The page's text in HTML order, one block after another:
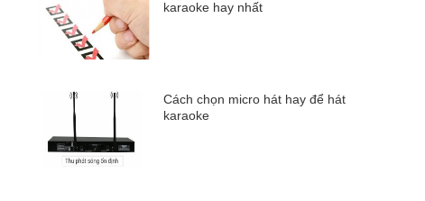
karaoke hay nhất
Cách chọn micro hát hay để hát
karaoke